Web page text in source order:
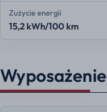
Zużycie energii
15,2 kWh/100 km
Wyposażenie